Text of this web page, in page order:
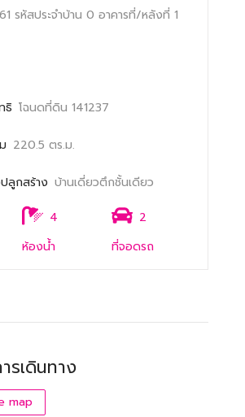
รหัสประจำบ้าน 0 อาคารที่/หลังที่ 1
ธิ โฉนดที่ดิน 141237
220.5 ตร.ม.
ลูกสร้าง บ้านเดี่ยวตึกชั้นเดียว
4
ห้องน้ำ
2
ที่จอดรถ
รเดินทาง
map